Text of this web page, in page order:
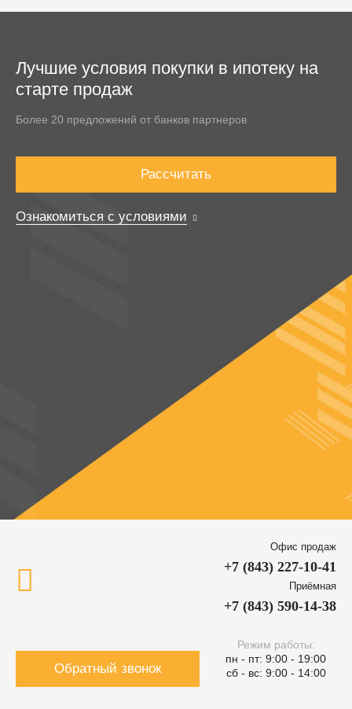
Лучшие условия покупки в ипотеку на
старте продаж
Более 20 предложений от банков партнеров
Рассчитать
Ознакомиться с условиями
Офис продаж
+7 (843) 227-10-41
Приёмная
+7 (843) 590-14-38
Обратный звонок
Режим работы:
пн - пт: 9:00 - 19:00
сб - вс: 9:00 - 14:00